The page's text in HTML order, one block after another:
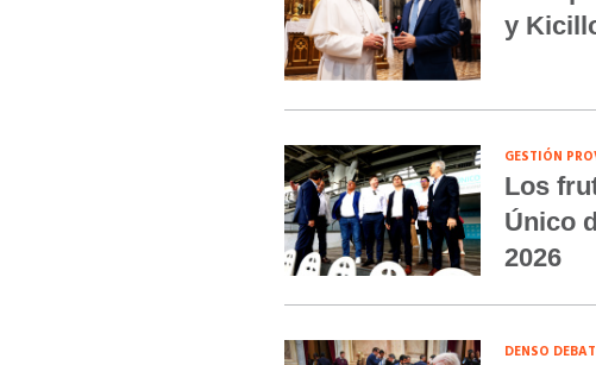
y
GESTIÓN
Los
Único
2026
DENSO